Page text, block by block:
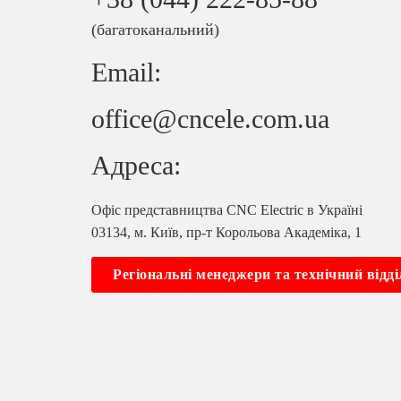
(багатоканальний)
Email:
office@cncele.com.ua
Адреса:
Офіс представництва CNC Electric в Україні
03134, м. Київ, пр-т Корольова Академіка, 1
Регіональні менеджери та технічний